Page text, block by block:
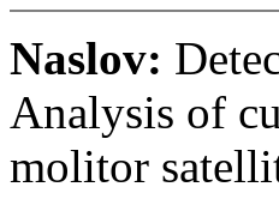
Naslov:
Analysis of
molitor